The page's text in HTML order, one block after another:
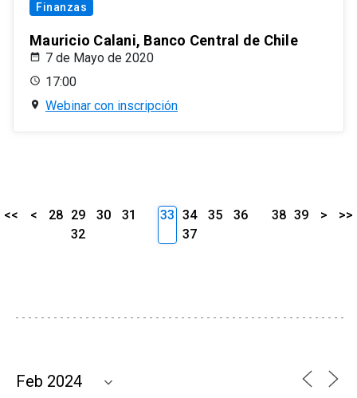
Finanzas
Mauricio Calani, Banco Central de Chile
7 de Mayo de 2020
17:00
Webinar con inscripción
<< < 28 29 30
31
32
33 34 35
36
37
38 39 > >>